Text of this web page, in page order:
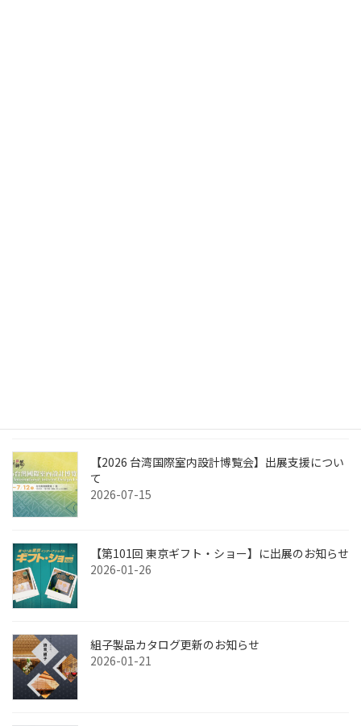
【2026 台湾国際室内設計博覧会】出展支援につい
て
2026-07-15
【第101回 東京ギフト・ショー】に出展のお知らせ
2026-01-26
組子製品カタログ更新のお知らせ
2026-01-21